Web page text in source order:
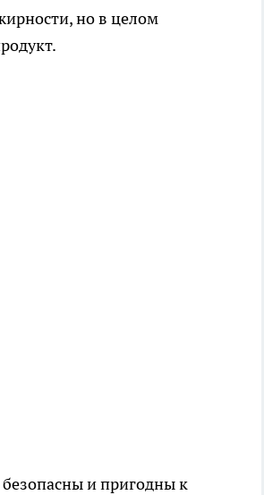
но в целом
безопасны и пригодны к